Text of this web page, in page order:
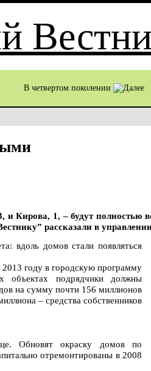
В четвертом поколении
Кирова, 1, – будут полностью
рассказали в управлении
вдоль домов стали появляться
году в городскую программу
объектах подрядчики должны
на сумму почти 156 миллионов
– средства собственников
Обновят окраску домов по
отремонтированы в 2008